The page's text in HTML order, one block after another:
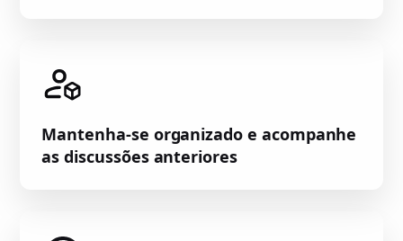
Mantenha-se organizado e acompanhe
as discussões anteriores